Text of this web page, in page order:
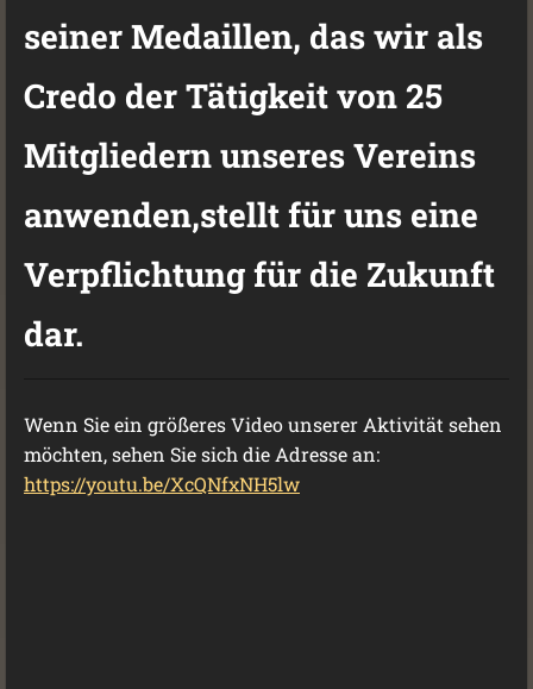
seiner Medaillen, das wir als
Credo der Tätigkeit von 25
Mitgliedern unseres Vereins
anwenden,stellt für uns eine
Verpflichtung für die Zukunft
dar.
Wenn Sie ein größeres Video unserer Aktivität sehen
möchten, sehen Sie sich die Adresse an:
https://youtu.be/XcQNfxNH5lw